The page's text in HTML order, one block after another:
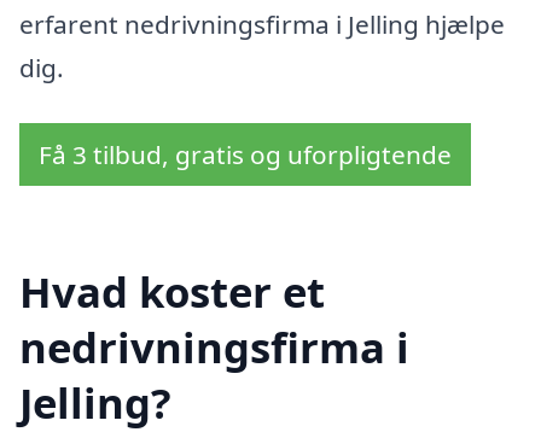
erfarent nedrivningsfirma i Jelling hjælpe
dig.
Få 3 tilbud, gratis og uforpligtende
Hvad koster et
nedrivningsfirma i
Jelling?